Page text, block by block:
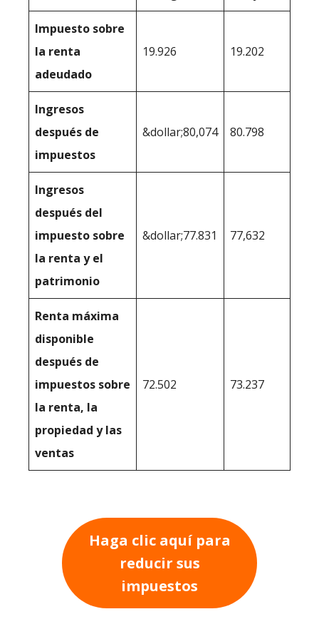
Impuesto sobre
la renta
adeudado
19.926 19.202
Ingresos
después de
impuestos
&dollar;80,074 80.798
Ingresos
después del
impuesto sobre
la renta y el
patrimonio
&dollar;77.831 77,632
Renta máxima
disponible
después de
impuestos sobre
la renta, la
propiedad y las
ventas
72.502 73.237
Haga clic aquí para
reducir sus
impuestos